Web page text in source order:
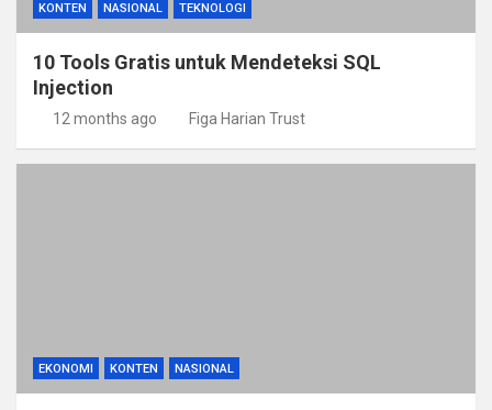
KONTEN NASIONAL TEKNOLOGI
10 Tools Gratis untuk Mendeteksi SQL
Injection
12 months ago Figa Harian Trust
EKONOMI KONTEN NASIONAL